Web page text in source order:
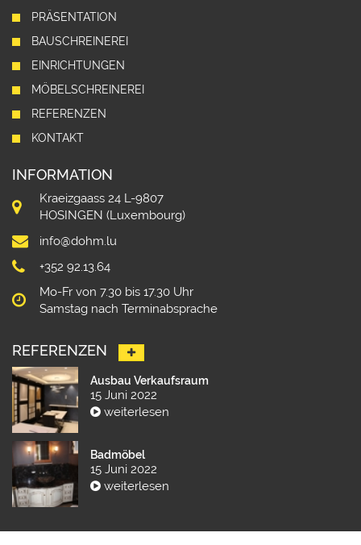
PRÄSENTATION
BAUSCHREINEREI
EINRICHTUNGEN
MÖBELSCHREINEREI
REFERENZEN
KONTAKT
INFORMATION
Kraeizgaass 24 L-9807
HOSINGEN (Luxembourg)
info@dohm.lu
+352 92.13.64
Mo-Fr von 7.30 bis 17.30 Uhr
Samstag nach Terminabsprache
REFERENZEN
Ausbau Verkaufsraum
15 Juni 2022
weiterlesen
Badmöbel
15 Juni 2022
weiterlesen